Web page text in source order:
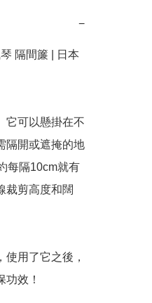
−
隔間簾 | 日本
它可以懸掛在不
隔開或遮掩的地
每隔10cm就有
裁剪高度和闊
用了它之後，
效！